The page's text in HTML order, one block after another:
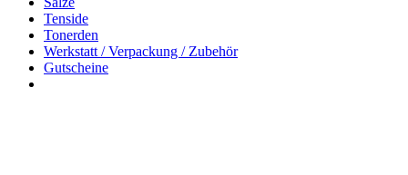
Tenside
Tonerden
Werkstatt / Verpackung / Zubehör
Gutscheine